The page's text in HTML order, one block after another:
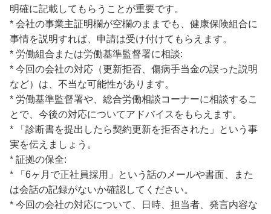
明確に記載してもらうことが重要です。
* 会社の事業主証明欄が空欄のままでも、健康保険組合に
事情を説明すれば、申請は受け付けてもらえます。
* 労働組合または労働基準監督署に相談:
* 今回の会社の対応（更新拒否、傷病手当金の誤った説明
など）は、不当な可能性があります。
* 労働基準監督署や、総合労働相談コーナーに相談するこ
とで、今後の対応についてアドバイスをもらえます。
* 「診断書を提出したら契約更新を拒否された」という事
実を伝えましょう。
* 証拠の保全:
* 「6ヶ月で正社員採用」という話のメールや書面、また
は会話の記録がないか確認してください。
* 今回の会社の対応について、日時、担当者、発言内容な